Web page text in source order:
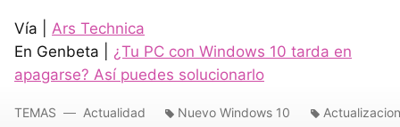
Vía | Ars Technica
En Genbeta | ¿Tu PC con Windows 10 tarda en
apagarse? Así puedes solucionarlo
TEMAS Actualidad Nuevo Windows 10